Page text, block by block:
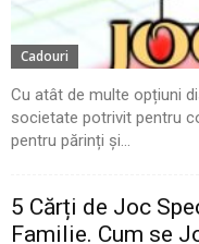
Cadouri
Cu atât de multe opțiuni
societate potrivit pentru
pentru părinți și...
5 Cărți de Joc
Familie. Cum se